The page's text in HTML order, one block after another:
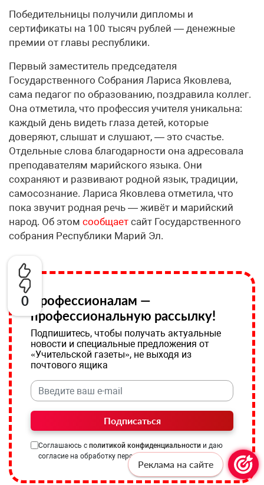
0
Победительницы получили дипломы и
сертификаты на 100 тысяч рублей — денежные
премии от главы республики.
Первый заместитель председателя
Государственного Собрания Лариса Яковлева,
сама педагог по образованию, поздравила коллег.
Она отметила, что профессия учителя уникальна:
каждый день видеть глаза детей, которые
доверяют, слышат и слушают, — это счастье.
Отдельные слова благодарности она адресовала
преподавателям марийского языка. Они
сохраняют и развивают родной язык, традиции,
самосознание. Лариса Яковлева отметила, что
пока звучит родная речь — живёт и марийский
народ. Об этом сообщает сайт Государственного
собрания Республики Марий Эл.
Профессионалам —
профессиональную рассылку!
Подпишитесь, чтобы получать актуальные
новости и специальные предложения от
«Учительской газеты», не выходя из
почтового ящика
Подписаться
Соглашаюсь с политикой конфиденциальности и даю
согласие на обработку персональных данных
Реклама на сайте